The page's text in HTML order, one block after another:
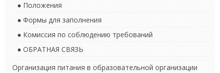
● Положения
● Формы для заполнения
● Комиссия по соблюдению требований
● ОБРАТНАЯ СВЯЗЬ
Организация питания в образовательной организации